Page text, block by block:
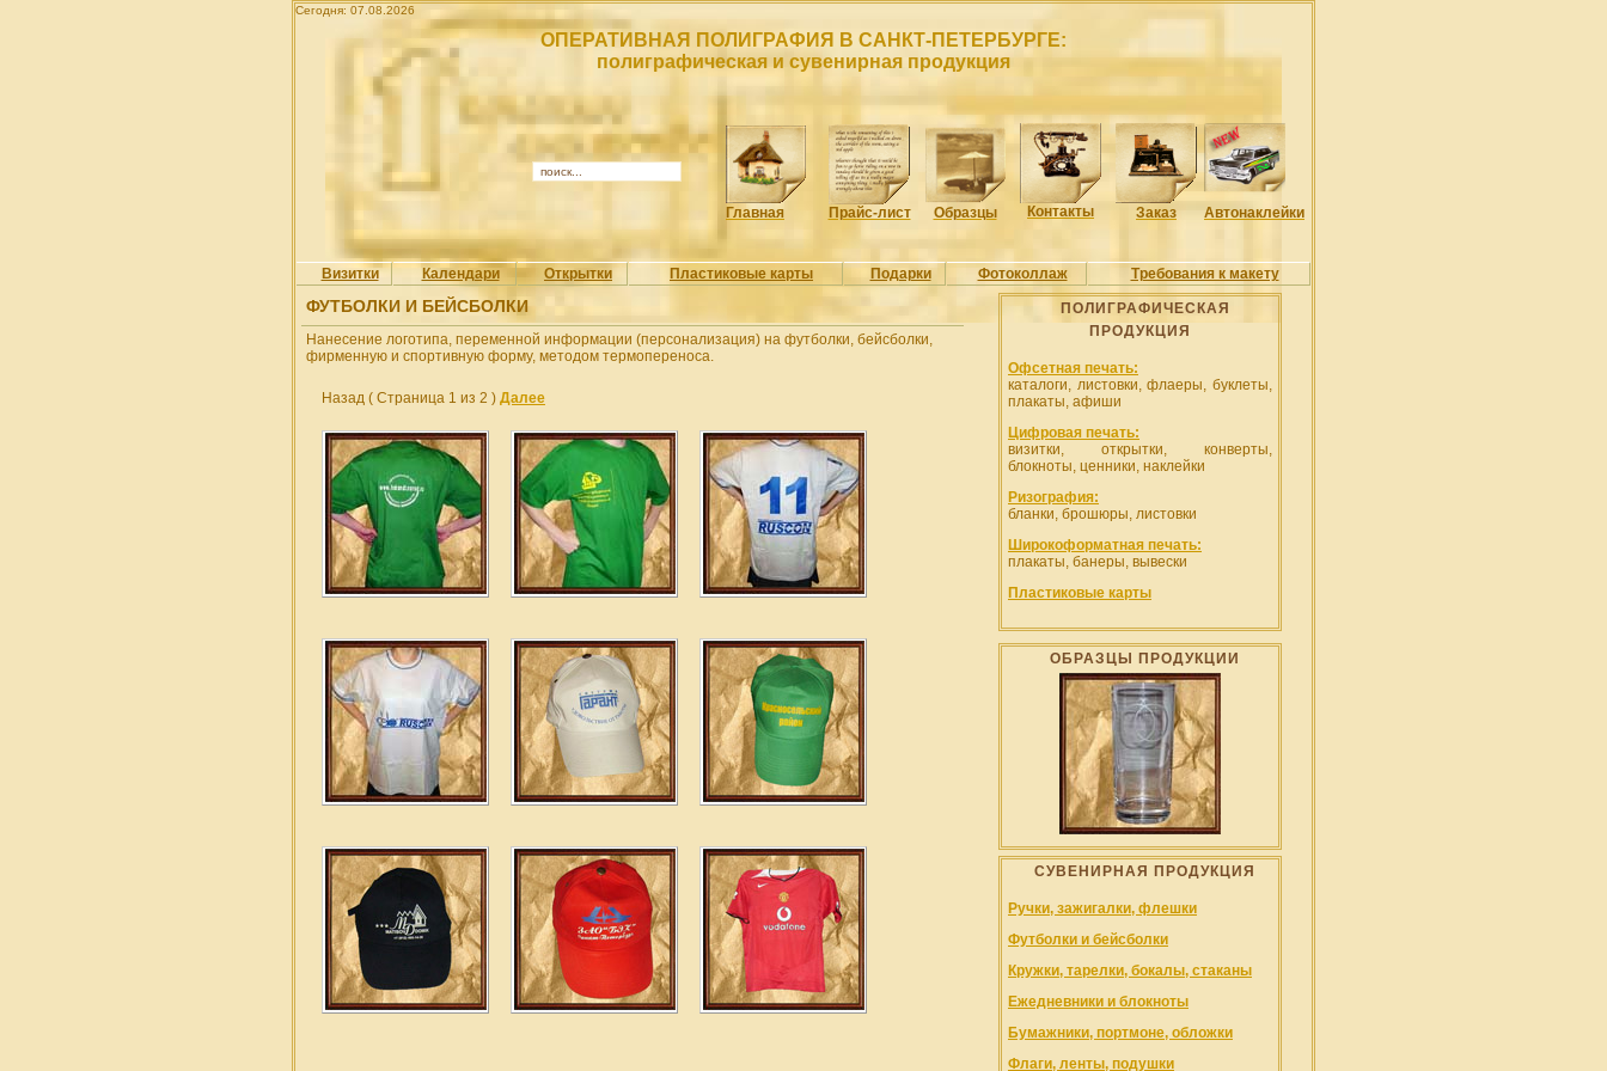
Сегодня: 07.08.2026
ОПЕРАТИВНАЯ ПОЛИГРАФИЯ В САНКТ-ПЕТЕРБУРГЕ:
полиграфическая и сувенирная продукция
Главная Прайс-лист Образцы Контакты Заказ Автонаклейки
Визитки Календари Открытки Пластиковые карты Подарки Фотоколлаж Требования к макету
ФУТБОЛКИ И БЕЙСБОЛКИ
Нанесение логотипа, переменной информации (персонализация) на футболки, бейсболки,
фирменную и спортивную форму, методом термопереноса.
Назад ( Страница 1 из 2 ) Далее
ПОЛИГРАФИЧЕСКАЯ
ПРОДУКЦИЯ
Офсетная печать:
каталоги, листовки, флаеры, буклеты,
плакаты, афиши
Цифровая печать:
визитки, открытки, конверты,
блокноты, ценники, наклейки
Ризография:
бланки, брошюры, листовки
Широкоформатная печать:
плакаты, банеры, вывески
Пластиковые карты
ОБРАЗЦЫ ПРОДУКЦИИ
СУВЕНИРНАЯ ПРОДУКЦИЯ
Ручки, зажигалки, флешки
Футболки и бейсболки
Кружки, тарелки, бокалы, стаканы
Ежедневники и блокноты
Бумажники, портмоне, обложки
Флаги, ленты, подушки